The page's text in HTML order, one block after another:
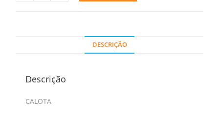
DESCRIÇÃO
Descrição
CALOTA